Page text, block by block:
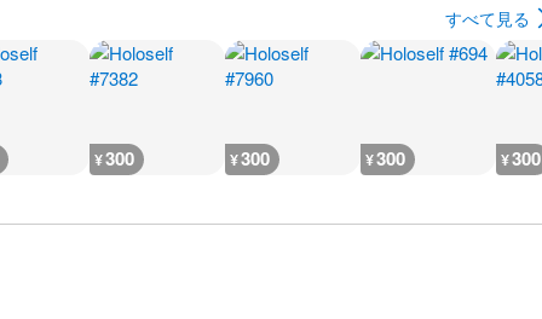
すべて見る
¥300 ¥300 ¥300 ¥300